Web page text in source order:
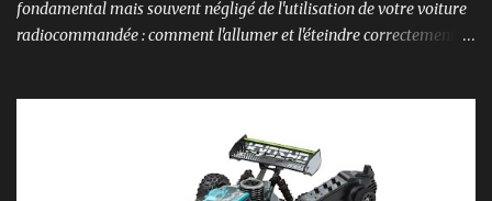
fondamental mais souvent négligé de l'utilisation de votre voiture
radiocommandée : comment l'allumer et l'éteindre correctement.